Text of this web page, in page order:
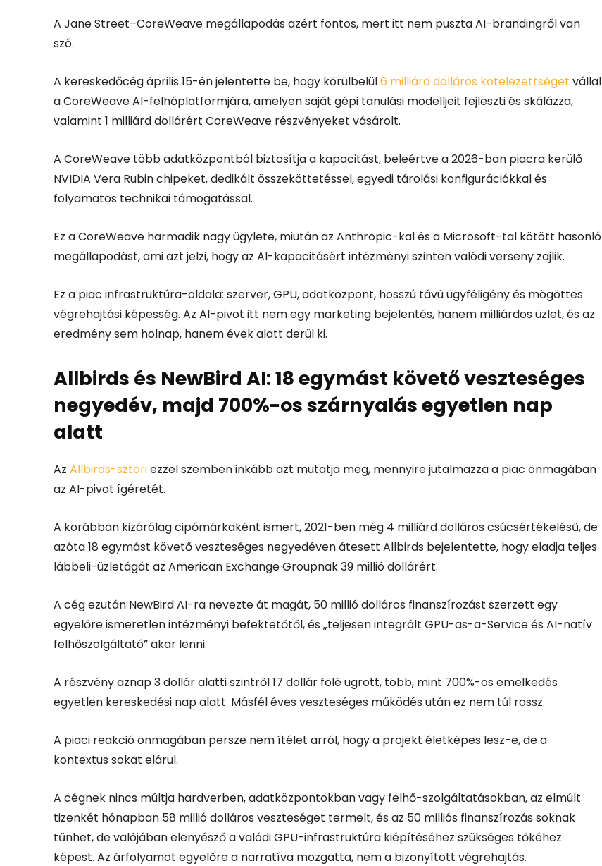
A Jane Street–CoreWeave megállapodás azért fontos, mert itt nem puszta AI-brandingről van
szó.
A kereskedőcég április 15-én jelentette be, hogy körülbelül6 milliárd dolláros kötelezettséget vállal
a CoreWeave AI-felhőplatformjára, amelyen saját gépi tanulási modelljeit fejleszti és skálázza,
valamint 1 milliárd dollárért CoreWeave részvényeket vásárolt.
A CoreWeave több adatközpontból biztosítja a kapacitást, beleértve a 2026-ban piacra kerülő
NVIDIA Vera Rubin chipeket, dedikált összeköttetéssel, egyedi tárolási konfigurációkkal és
folyamatos technikai támogatással.
Ez a CoreWeave harmadik nagy ügylete, miután az Anthropic-kal és a Microsoft-tal kötött hasonló
megállapodást, ami azt jelzi, hogy az AI-kapacitásért intézményi szinten valódi verseny zajlik.
Ez a piac infrastruktúra-oldala: szerver, GPU, adatközpont, hosszú távú ügyféligény és mögöttes
végrehajtási képesség. Az AI-pivot itt nem egy marketing bejelentés, hanem milliárdos üzlet, és az
eredmény sem holnap, hanem évek alatt derül ki.
Allbirds és NewBird AI: 18 egymást követő veszteséges
negyedév, majd 700%-os szárnyalás egyetlen nap
alatt
Az Allbirds-sztoriezzel szemben inkább azt mutatja meg, mennyire jutalmazza a piac önmagában
az AI-pivot ígéretét.
A korábban kizárólag cipőmárkaként ismert, 2021-ben még 4 milliárd dolláros csúcsértékelésű, de
azóta 18 egymást követő veszteséges negyedéven átesett Allbirds bejelentette, hogy eladja teljes
lábbeli-üzletágát az American Exchange Groupnak 39 millió dollárért.
A cég ezután NewBird AI-ra nevezte át magát, 50 millió dolláros finanszírozást szerzett egy
egyelőre ismeretlen intézményi befektetőtől, és „teljesen integrált GPU-as-a-Service és AI-natív
felhőszolgáltató” akar lenni.
A részvény aznap 3 dollár alatti szintről 17 dollár fölé ugrott, több, mint 700%-os emelkedés
egyetlen kereskedési nap alatt. Másfél éves veszteséges működés után ez nem túl rossz.
A piaci reakció önmagában persze nem ítélet arról, hogy a projekt életképes lesz-e, de a
kontextus sokat elárul.
A cégnek nincs múltja hardverben, adatközpontokban vagy felhő-szolgáltatásokban, az elmúlt
tizenkét hónapban 58 millió dolláros veszteséget termelt, és az 50 milliós finanszírozás soknak
tűnhet, de valójában elenyésző a valódi GPU-infrastruktúra kiépítéséhez szükséges tőkéhez
képest. Az árfolyamot egyelőre a narratíva mozgatta, nem a bizonyított végrehajtás.